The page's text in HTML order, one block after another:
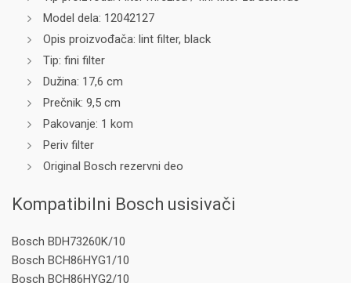
Model dela: 12042127
Opis proizvođača: lint filter, black
Tip: fini filter
Dužina: 17,6 cm
Prečnik: 9,5 cm
Pakovanje: 1 kom
Periv filter
Original Bosch rezervni deo
Kompatibilni Bosch usisivači
Bosch BDH73260K/10
Bosch BCH86HYG1/10
Bosch BCH86HYG2/10